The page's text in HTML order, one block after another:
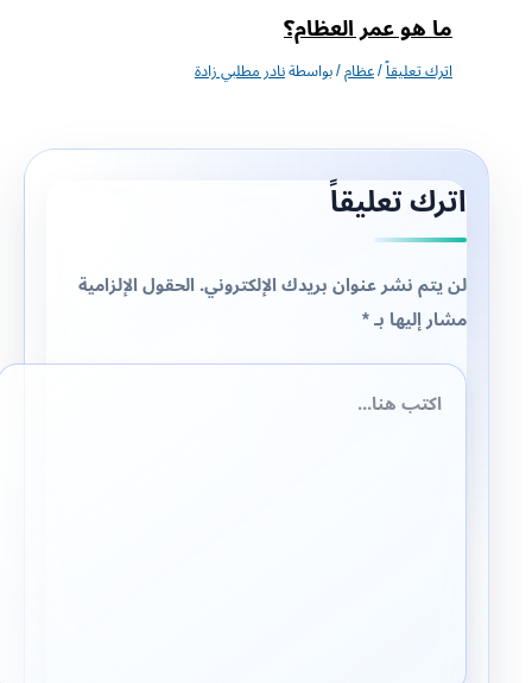
ما هو عمر العظام؟
اترك تعليقاً/عظام/ بواسطةنادر مطلبي زادة
اترك تعليقاً
لن يتم نشر عنوان بريدك الإلكتروني.الحقول الإلزامية
مشار إليها بـ*
اكتب
هنا...